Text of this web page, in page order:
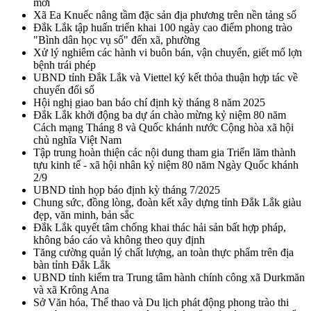
mới
Xã Ea Knuếc nâng tầm đặc sản địa phương trên nền tảng số
Đắk Lắk tập huấn triển khai 100 ngày cao điểm phong trào
"Bình dân học vụ số" đến xã, phường
Xử lý nghiêm các hành vi buôn bán, vận chuyển, giết mổ lợn
bệnh trái phép
UBND tỉnh Đắk Lắk và Viettel ký kết thỏa thuận hợp tác về
chuyển đổi số
Hội nghị giao ban báo chí định kỳ tháng 8 năm 2025
Đắk Lắk khởi động ba dự án chào mừng kỷ niệm 80 năm
Cách mạng Tháng 8 và Quốc khánh nước Cộng hòa xã hội
chủ nghĩa Việt Nam
Tập trung hoàn thiện các nội dung tham gia Triển lãm thành
tựu kinh tế - xã hội nhân kỷ niệm 80 năm Ngày Quốc khánh
2/9
UBND tỉnh họp báo định kỳ tháng 7/2025
Chung sức, đồng lòng, đoàn kết xây dựng tỉnh Đắk Lắk giàu
đẹp, văn minh, bản sắc
Đắk Lắk quyết tâm chống khai thác hải sản bất hợp pháp,
không báo cáo và không theo quy định
Tăng cường quản lý chất lượng, an toàn thực phẩm trên địa
bàn tỉnh Đắk Lắk
UBND tỉnh kiểm tra Trung tâm hành chính công xã Durkmăn
và xã Krông Ana
Sở Văn hóa, Thể thao và Du lịch phát động phong trào thi